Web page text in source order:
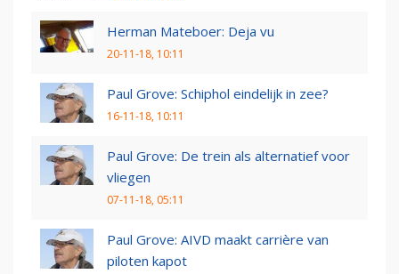
Herman Mateboer: Deja vu
20-11-18, 10:11
Paul Grove: Schiphol eindelijk in zee?
16-11-18, 10:11
Paul Grove: De trein als alternatief voor
vliegen
07-11-18, 05:11
Paul Grove: AIVD maakt carrière van
piloten kapot